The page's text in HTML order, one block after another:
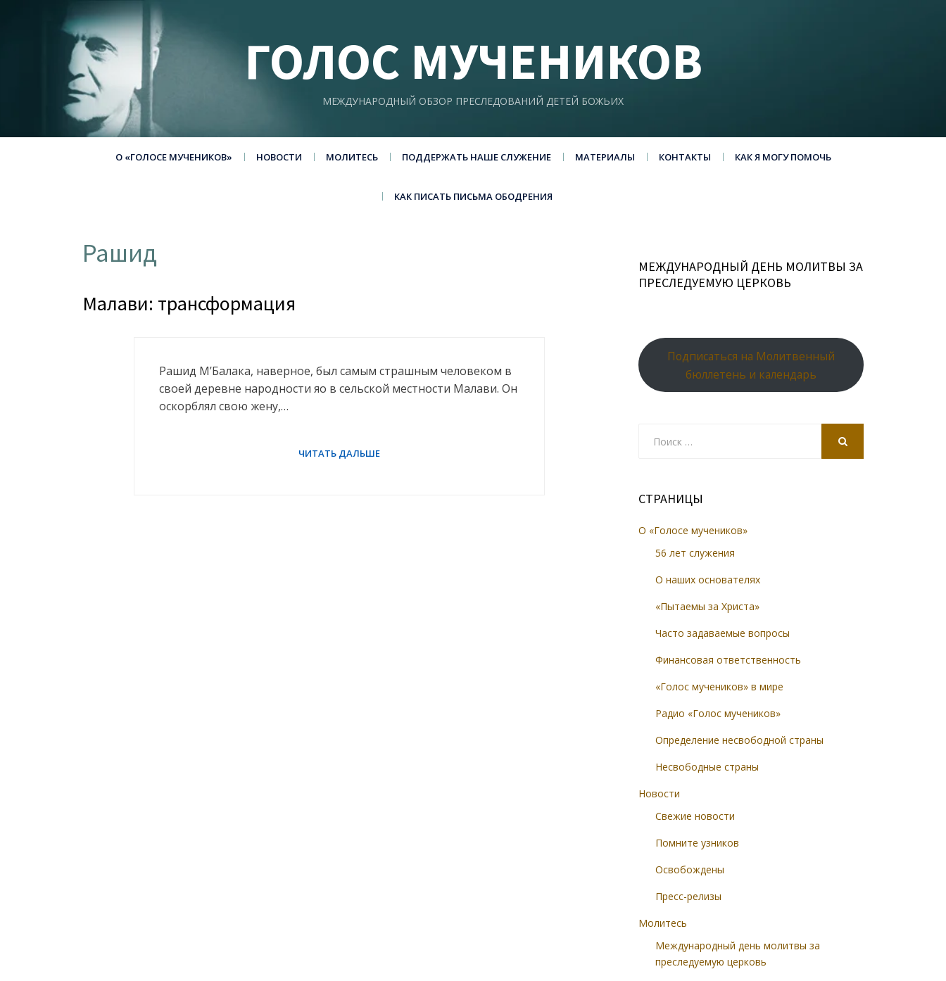
ГОЛОС МУЧЕНИКОВ
МЕЖДУНАРОДНЫЙ ОБЗОР ПРЕСЛЕДОВАНИЙ ДЕТЕЙ БОЖЬИХ
О «ГОЛОСЕ МУЧЕНИКОВ» НОВОСТИ МОЛИТЕСЬ ПОДДЕРЖАТЬ НАШЕ СЛУЖЕНИЕ МАТЕРИАЛЫ КОНТАКТЫ КАК Я МОГУ ПОМОЧЬ
КАК ПИСАТЬ ПИСЬМА ОБОДРЕНИЯ
Рашид
Малави: трансформация
Рашид М’Балака, наверное, был самым страшным человеком в
своей деревне народности яо в сельской местности Малави. Он
оскорблял свою жену,…
МЕЖДУНАРОДНЫЙ ДЕНЬ МОЛИТВЫ ЗА
ПРЕСЛЕДУЕМУЮ ЦЕРКОВЬ
Подписаться на Молитвенный
бюллетень и календарь
СТРАНИЦЫ
О «Голосе мучеников»
56 лет служения
О наших основателях
«Пытаемы за Христа»
Часто задаваемые вопросы
Финансовая ответственность
«Голос мучеников» в мире
Радио «Голос мучеников»
Определение несвободной страны
Несвободные страны
Новости
Свежие новости
Помните узников
Освобождены
Пресс-релизы
Молитесь
Международный день молитвы за
преследуемую церковь